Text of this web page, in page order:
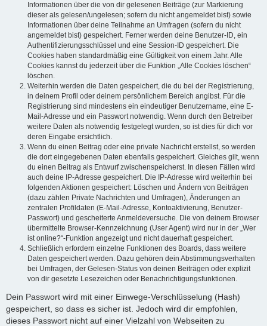
Informationen über die von dir gelesenen Beiträge (zur Markierung
dieser als gelesen/ungelesen; sofern du nicht angemeldet bist) sowie
Informationen über deine Teilnahme an Umfragen (sofern du nicht
angemeldet bist) gespeichert. Ferner werden deine Benutzer-ID, ein
Authentifizierungsschlüssel und eine Session-ID gespeichert. Die
Cookies haben standardmäßig eine Gültigkeit von einem Jahr. Alle
Cookies kannst du jederzeit über die Funktion „Alle Cookies löschen“
löschen.
Weiterhin werden die Daten gespeichert, die du bei der Registrierung,
in deinem Profil oder deinem persönlichem Bereich angibst. Für die
Registrierung sind mindestens ein eindeutiger Benutzername, eine E-
Mail-Adresse und ein Passwort notwendig. Wenn durch den Betreiber
weitere Daten als notwendig festgelegt wurden, so ist dies für dich vor
deren Eingabe ersichtlich.
Wenn du einen Beitrag oder eine private Nachricht erstellst, so werden
die dort eingegebenen Daten ebenfalls gespeichert. Gleiches gilt, wenn
du einen Beitrag als Entwurf zwischenspeicherst. In diesen Fällen wird
auch deine IP-Adresse gespeichert. Die IP-Adresse wird weiterhin bei
folgenden Aktionen gespeichert: Löschen und Ändern von Beiträgen
(dazu zählen Private Nachrichten und Umfragen), Änderungen an
zentralen Profildaten (E-Mail-Adresse, Kontoaktivierung, Benutzer-
Passwort) und gescheiterte Anmeldeversuche. Die von deinem Browser
übermittelte Browser-Kennzeichnung (User Agent) wird nur in der „Wer
ist online?“-Funktion angezeigt und nicht dauerhaft gespeichert.
Schließlich erfordern einzelne Funktionen des Boards, dass weitere
Daten gespeichert werden. Dazu gehören dein Abstimmungsverhalten
bei Umfragen, der Gelesen-Status von deinen Beiträgen oder explizit
von dir gesetzte Lesezeichen oder Benachrichtigungsfunktionen.
Dein Passwort wird mit einer Einwege-Verschlüsselung (Hash)
gespeichert, so dass es sicher ist. Jedoch wird dir empfohlen,
dieses Passwort nicht auf einer Vielzahl von Webseiten zu